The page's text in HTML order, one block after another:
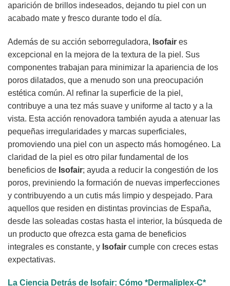
aparición de brillos indeseados, dejando tu piel con un
acabado mate y fresco durante todo el día.
Además de su acción seborreguladora, Isofair es
excepcional en la mejora de la textura de la piel. Sus
componentes trabajan para minimizar la apariencia de los
poros dilatados, que a menudo son una preocupación
estética común. Al refinar la superficie de la piel,
contribuye a una tez más suave y uniforme al tacto y a la
vista. Esta acción renovadora también ayuda a atenuar las
pequeñas irregularidades y marcas superficiales,
promoviendo una piel con un aspecto más homogéneo. La
claridad de la piel es otro pilar fundamental de los
beneficios de Isofair; ayuda a reducir la congestión de los
poros, previniendo la formación de nuevas imperfecciones
y contribuyendo a un cutis más limpio y despejado. Para
aquellos que residen en distintas provincias de España,
desde las soleadas costas hasta el interior, la búsqueda de
un producto que ofrezca esta gama de beneficios
integrales es constante, y Isofair cumple con creces estas
expectativas.
La Ciencia Detrás de Isofair: Cómo *Dermaliplex-C*